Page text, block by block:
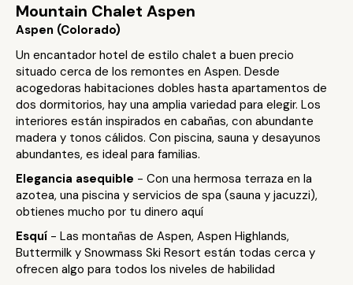
Mountain Chalet Aspen
Aspen (Colorado)
Un encantador hotel de estilo chalet a buen precio
situado cerca de los remontes en Aspen. Desde
acogedoras habitaciones dobles hasta apartamentos de
dos dormitorios, hay una amplia variedad para elegir. Los
interiores están inspirados en cabañas, con abundante
madera y tonos cálidos. Con piscina, sauna y desayunos
abundantes, es ideal para familias.
Elegancia asequible - Con una hermosa terraza en la
azotea, una piscina y servicios de spa (sauna y jacuzzi),
obtienes mucho por tu dinero aquí
Esquí - Las montañas de Aspen, Aspen Highlands,
Buttermilk y Snowmass Ski Resort están todas cerca y
ofrecen algo para todos los niveles de habilidad